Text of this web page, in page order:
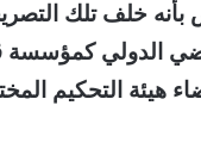
بأنه خلف تلك
الدولي كمؤسسة
التحكيم